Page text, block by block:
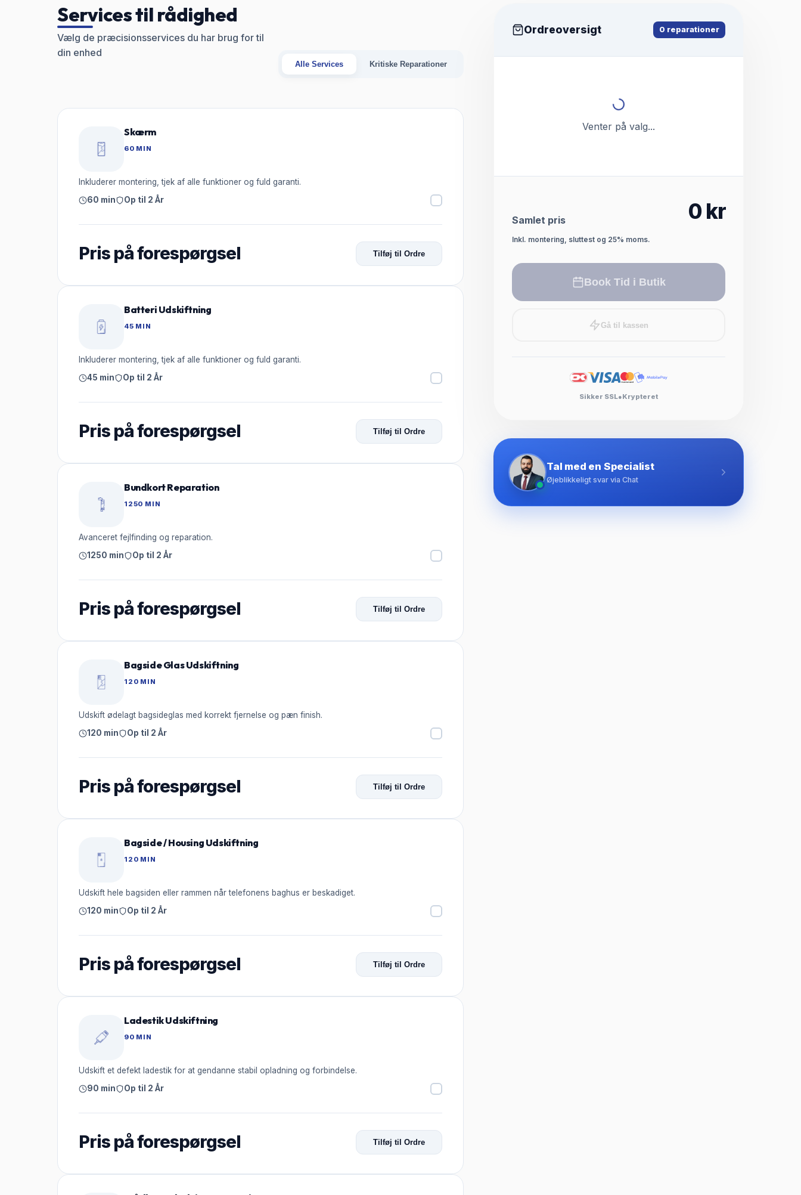
Services til rådighed
Vælg de præcisionsservices du har brug for til
din enhed
Alle Services Kritiske Reparationer
Skærm
60 MIN
Inkluderer montering, tjek af alle funktioner og fuld garanti.
60 min
Op til 2 År
Pris på forespørgsel Tilføj til Ordre
Batteri Udskiftning
45 MIN
Inkluderer montering, tjek af alle funktioner og fuld garanti.
45 min
Op til 2 År
Pris på forespørgsel Tilføj til Ordre
Bundkort Reparation
1250 MIN
Avanceret fejlfinding og reparation.
1250 min
Op til 2 År
Pris på forespørgsel Tilføj til Ordre
Bagside Glas Udskiftning
120 MIN
Udskift ødelagt bagsideglas med korrekt fjernelse og pæn finish.
120 min
Op til 2 År
Pris på forespørgsel Tilføj til Ordre
Bagside / Housing Udskiftning
120 MIN
Udskift hele bagsiden eller rammen når telefonens baghus er beskadiget.
120 min
Op til 2 År
Pris på forespørgsel Tilføj til Ordre
Ladestik Udskiftning
90 MIN
Udskift et defekt ladestik for at gendanne stabil opladning og forbindelse.
90 min
Op til 2 År
Pris på forespørgsel Tilføj til Ordre
Ordreoversigt 0 reparationer
Venter på valg...
Samlet pris 0 kr
Inkl. montering, sluttest og 25% moms.
Book Tid i Butik
Gå til kassen
Sikker SSL●Krypteret
Tal med en Specialist
Øjeblikkeligt svar via Chat